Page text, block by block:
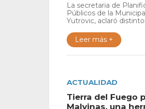
La secretaria de
Públicos de la
Yutrovic, aclaró
Leer más +
ACTUALIDAD
Tierra del Fuego
Malvinas, una